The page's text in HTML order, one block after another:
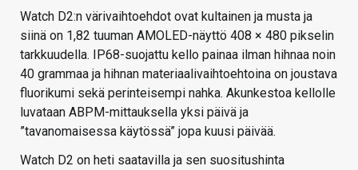
Watch D2:n värivaihtoehdot ovat kultainen ja musta ja
siinä on 1,82 tuuman AMOLED-näyttö 408 × 480 pikselin
tarkkuudella. IP68-suojattu kello painaa ilman hihnaa noin
40 grammaa ja hihnan materiaalivaihtoehtoina on joustava
fluorikumi sekä perinteisempi nahka. Akunkestoa kellolle
luvataan ABPM-mittauksella yksi päivä ja
”tavanomaisessa käytössä” jopa kuusi päivää.
Watch D2 on heti saatavilla ja sen suositushinta